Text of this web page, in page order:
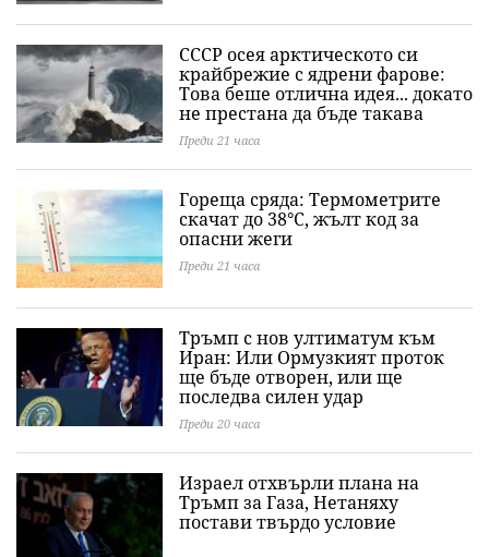
СССР осея арктическото си
крайбрежие с ядрени фарове:
Това беше отлична идея... докато
не престана да бъде такава
Преди 21 часа
Гореща сряда: Термометрите
скачат до 38°C, жълт код за
опасни жеги
Преди 21 часа
Тръмп с нов ултиматум към
Иран: Или Ормузкият проток
ще бъде отворен, или ще
последва силен удар
Преди 20 часа
Израел отхвърли плана на
Тръмп за Газа, Нетаняху
постави твърдо условие